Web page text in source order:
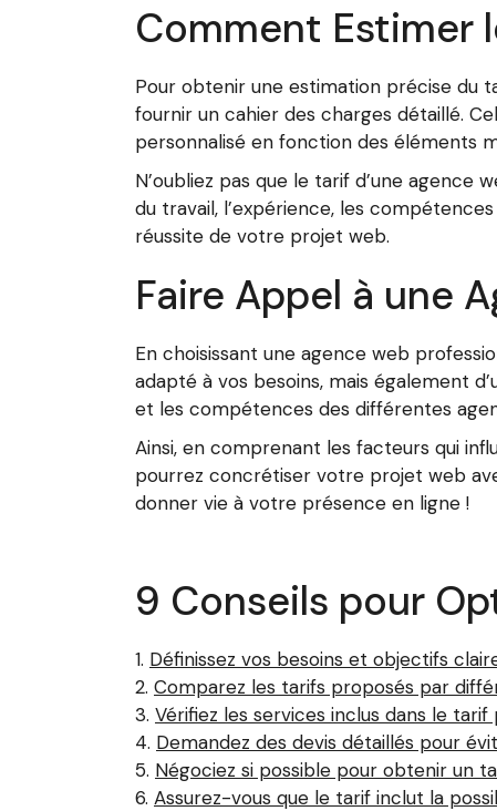
Comment Estimer
Pour obtenir une estimation précise du
fournir un cahier des charges détaillé.
personnalisé en fonction des éléments
N’oubliez pas que le tarif d’une
du travail, l’expérience, les
réussite de votre projet web.
Faire Appel à une
En choisissant une agence web
adapté à vos besoins, mais également
et les compétences des différentes
Ainsi, en comprenant les facteurs qui
pourrez concrétiser votre projet web
donner vie à votre présence en ligne !
9 Conseils pour
Définissez vos besoins et objectifs
Comparez les tarifs proposés par
Vérifiez les services inclus dans le
Demandez des devis détaillés pour
Négociez si possible pour obtenir un
Assurez-vous que le tarif inclut la